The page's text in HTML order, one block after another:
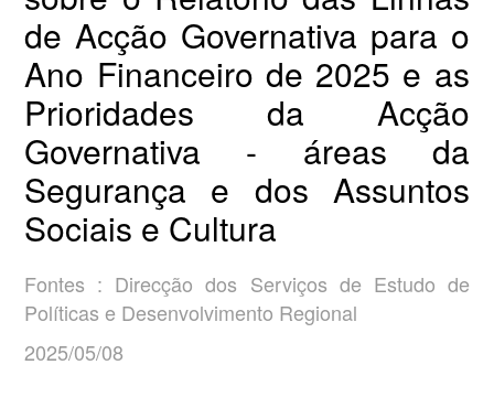
de Acção Governativa para o
Ano Financeiro de 2025 e as
Prioridades da Acção
Governativa - áreas da
Segurança e dos Assuntos
Sociais e Cultura
Fontes : Direcção dos Serviços de Estudo de
Políticas e Desenvolvimento Regional
2025/05/08